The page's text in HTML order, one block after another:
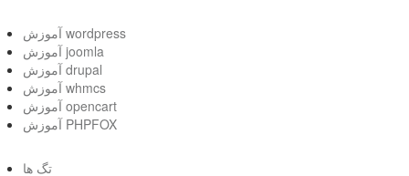
آموزش wordpress
آموزش joomla
آموزش drupal
آموزش whmcs
آموزش opencart
آموزش PHPFOX
تگ ها